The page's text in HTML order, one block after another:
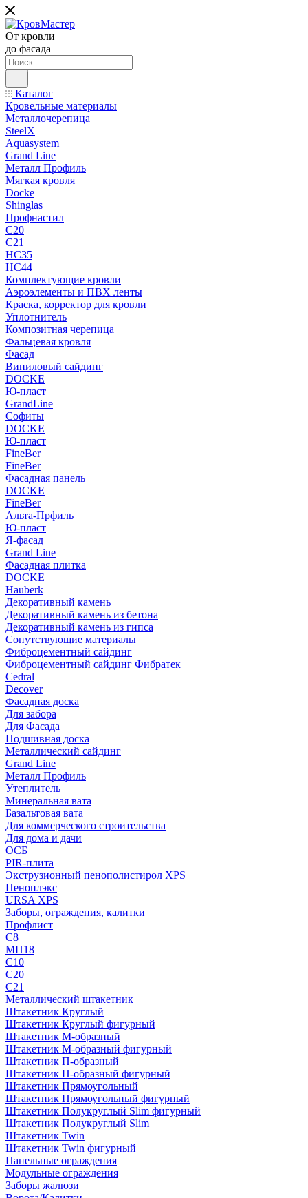
От кровли
до фасада
Каталог
Кровельные материалы
Металлочерепица
SteelX
Aquasystem
Grand Line
Металл Профиль
Мягкая кровля
Docke
Shinglas
Профнастил
C20
C21
НС35
НС44
Комплектующие кровли
Аэроэлементы и ПВХ ленты
Краска, корректор для кровли
Уплотнитель
Композитная черепица
Фальцевая кровля
Фасад
Виниловый сайдинг
DOCKE
Ю-пласт
GrandLine
Софиты
DOCKE
Ю-пласт
FineBer
FineBer
Фасадная панель
DOCKE
FineBer
Альта-Прфиль
Ю-пласт
Я-фасад
Grand Line
Фасадная плитка
DOCKE
Hauberk
Декоративный камень
Декоративный камень из бетона
Декоративный камень из гипса
Сопутствующие материалы
Фиброцементный сайдинг
Фиброцементный сайдинг Фибратек
Cedral
Decover
Фасадная доска
Для забора
Для Фасада
Подшивная доска
Металлический сайдинг
Grand Line
Металл Профиль
Утеплитель
Минеральная вата
Базальтовая вата
Для коммерческого строительства
Для дома и дачи
ОСБ
PIR-плита
Экструзионный пенополистирол XPS
Пеноплэкс
URSA XPS
Заборы, ограждения, калитки
Профлист
С8
МП18
С10
С20
С21
Металлический штакетник
Штакетник Круглый
Штакетник Круглый фигурный
Штакетник М-образный
Штакетник М-образный фигурный
Штакетник П-образный
Штакетник П-образный фигурный
Штакетник Прямоугольный
Штакетник Прямоугольный фигурный
Штакетник Полукруглый Slim фигурный
Штакетник Полукруглый Slim
Штакетник Twin
Штакетник Twin фигурный
Панельные ограждения
Модульные ограждения
Заборы жалюзи